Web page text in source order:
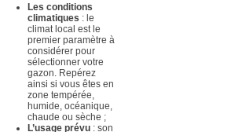
Les conditions
climatiques : le
climat local est le
premier paramètre à
considérer pour
sélectionner votre
gazon. Repérez
ainsi si vous êtes en
zone tempérée,
humide, océanique,
chaude ou sèche ;
L’usage prévu : son